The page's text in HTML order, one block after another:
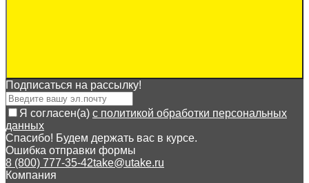
Подписаться на рассылкy!
Я согласен(a) с политикой обработки персональных
данных
Спасибо! Будем держать вас в курсе.
Ошибка отправки формы
8 (800) 777-35-42take@utake.ru
Компания